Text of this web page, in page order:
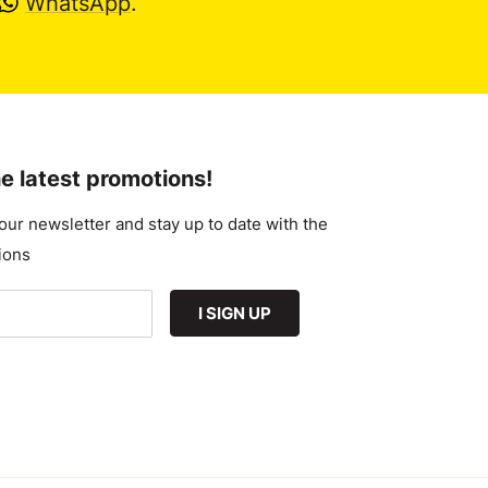
latest promotions!
newsletter and stay up to date with the
I SIGN UP